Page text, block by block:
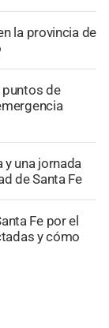
la provincia de
puntos de
y una jornada
de Santa Fe
Fe por el
y cómo